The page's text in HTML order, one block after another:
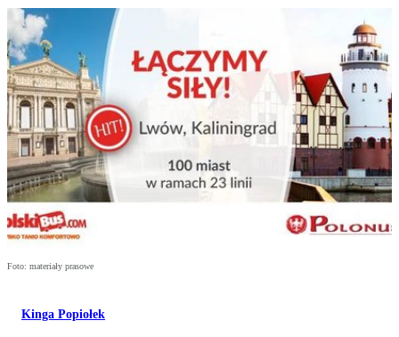
Foto: materiały prasowe
Kinga Popiołek